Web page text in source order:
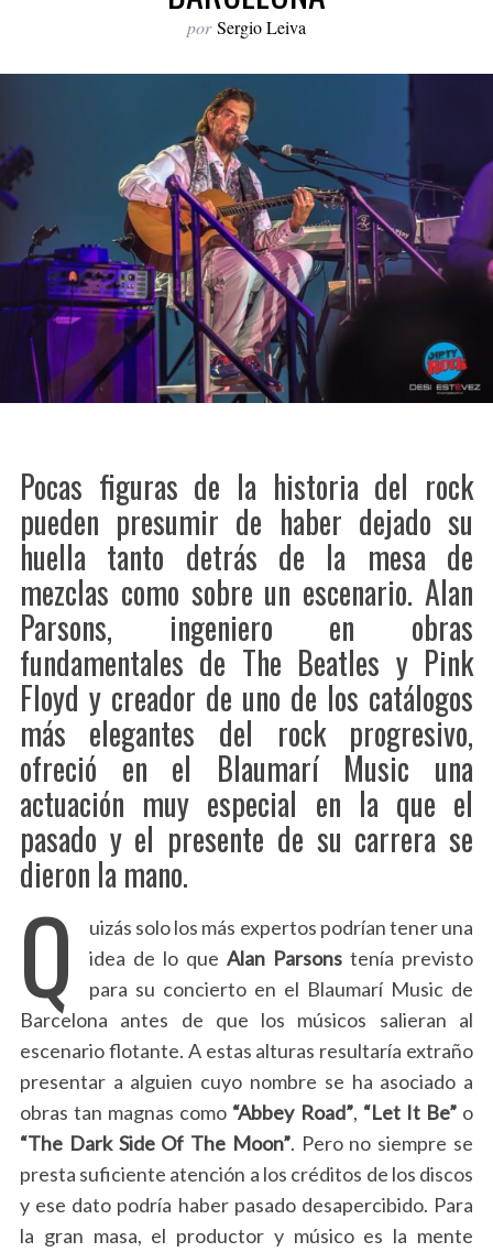
por Sergio Leiva
Pocas figuras de la historia del rock
pueden presumir de haber dejado su
huella tanto detrás de la mesa de
mezclas como sobre un escenario. Alan
Parsons, ingeniero en obras
fundamentales de The Beatles y Pink
Floyd y creador de uno de los catálogos
más elegantes del rock progresivo,
ofreció en el Blaumarí Music una
actuación muy especial en la que el
pasado y el presente de su carrera se
dieron la mano.
Q
uizás solo los más expertos podrían tener una
idea de lo queAlan Parsons tenía previsto
para su concierto en el Blaumarí Music de
Barcelona antes de que los músicos salieran al
escenario flotante. A estas alturas resultaría extraño
presentar a alguien cuyo nombre se ha asociado a
obras tan magnas como “Abbey Road”, “Let It Be”o
“The Dark Side Of The Moon”. Pero no siempre se
presta suficiente atención a los créditos de los discos
y ese dato podría haber pasado desapercibido. Para
la gran masa, el productor y músico es la mente